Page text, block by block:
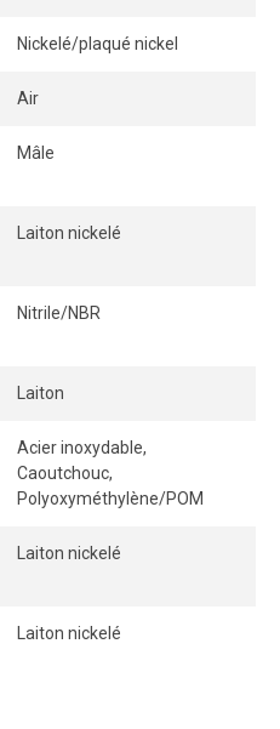
Nickelé/plaqué nickel
Air
Mâle
Laiton nickelé
Nitrile/NBR
Laiton
Acier inoxydable,
Caoutchouc,
Polyoxyméthylène/POM
Laiton nickelé
Laiton nickelé